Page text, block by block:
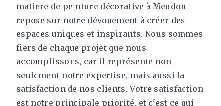
matière de peinture décorative à Meudon
repose sur notre dévouement à créer des
espaces uniques et inspirants. Nous sommes
fiers de chaque projet que nous
accomplissons, car il représente non
seulement notre expertise, mais aussi la
satisfaction de nos clients. Votre satisfaction
est notre principale priorité, et c'est ce qui